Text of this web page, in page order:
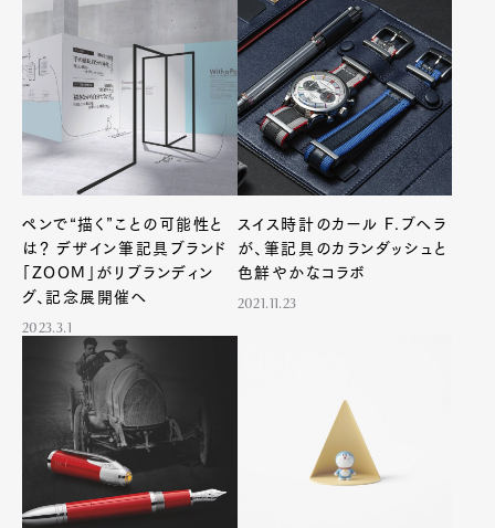
ペンで“描く”ことの可能性と
は？ デザイン筆記具ブランド
「ZOOM」がリブランディン
グ、記念展開催へ
2023.3.1
スイス時計のカール F.ブヘラ
が、筆記具のカランダッシュと
色鮮やかなコラボ
2021.11.23